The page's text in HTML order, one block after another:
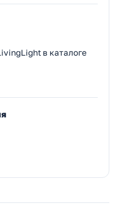
в каталоге